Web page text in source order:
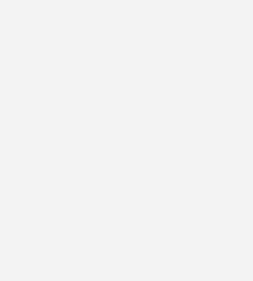
KG
widerrufen und eine Abmeldung ist
zum Umgang mit Daten finden Sie